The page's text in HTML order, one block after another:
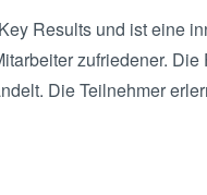
Results und ist eine
zufriedener.
Die Teilnehmer